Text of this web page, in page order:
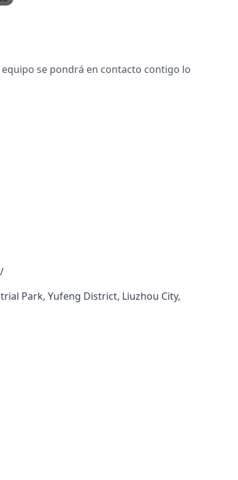
se pondrá en contacto contigo lo
Park, Yufeng District, Liuzhou City,